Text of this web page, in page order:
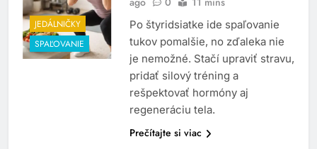
JEDÁLNIČKY
SPAĽOVANIE
Po štyridsiatke ide spaľovanie
tukov pomalšie, no zďaleka nie
je nemožné. Stačí upraviť stravu,
pridať silový tréning a
rešpektovať hormóny aj
regeneráciu tela.
Prečítajte si viac